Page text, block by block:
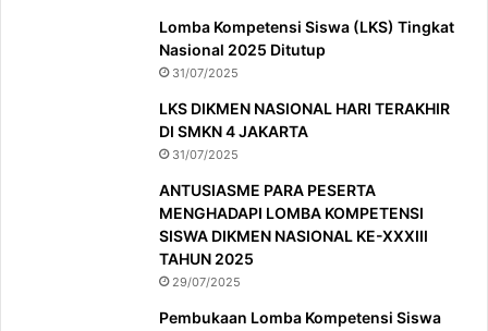
Lomba Kompetensi Siswa (LKS) Tingkat
Nasional 2025 Ditutup
31/07/2025
LKS DIKMEN NASIONAL HARI TERAKHIR
DI SMKN 4 JAKARTA
31/07/2025
ANTUSIASME PARA PESERTA
MENGHADAPI LOMBA KOMPETENSI
SISWA DIKMEN NASIONAL KE-XXXIII
TAHUN 2025
29/07/2025
Pembukaan Lomba Kompetensi Siswa